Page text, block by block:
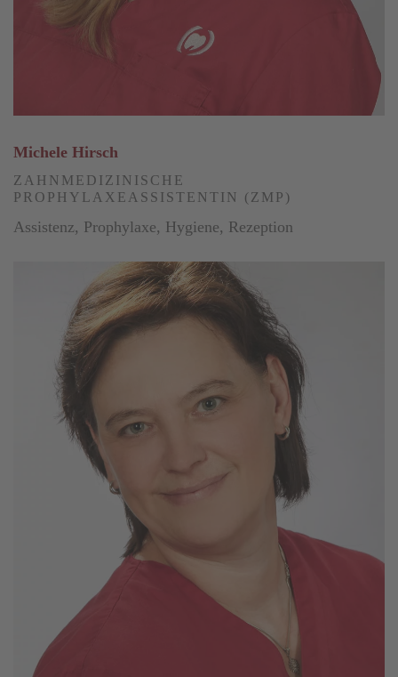
Michele Hirsch
ZAHNMEDIZINISCHE
PROPHYLAXEASSISTENTIN (ZMP)
Assistenz, Prophylaxe, Hygiene, Rezeption